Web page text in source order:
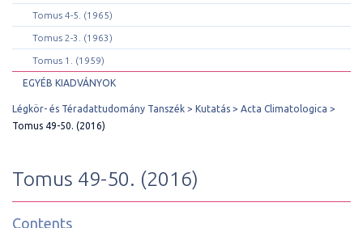
Tomus 4-5. (1965)
Tomus 2-3. (1963)
Tomus 1. (1959)
EGYÉB KIADVÁNYOK
Légkör- és Téradattudomány Tanszék Kutatás
Acta Climatologica
Tomus 49-50. (2016)
Tomus 49-50. (2016)
Contents